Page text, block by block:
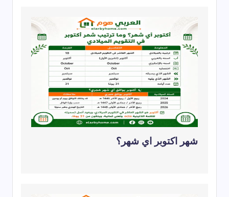
شهر اكتوبر اي شهر؟